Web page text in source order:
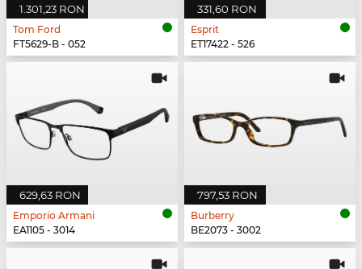
1.301,23 RON
Tom Ford
FT5629-B - 052
331,60 RON
Esprit
ET17422 - 526
629,63 RON
Emporio Armani
EA1105 - 3014
797,53 RON
Burberry
BE2073 - 3002